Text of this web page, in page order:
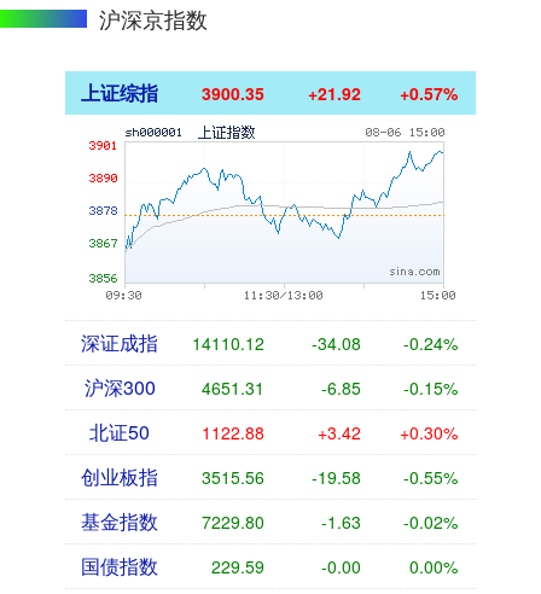
沪深京指数
上证综指 3900.35 +21.92 +0.57%
深证成指 14110.12 -34.08 -0.24%
沪深300 4651.31 -6.85 -0.15%
北证50 1122.88 +3.42 +0.30%
创业板指 3515.56 -19.58 -0.55%
基金指数 7229.80 -1.63 -0.02%
国债指数 229.59 -0.00 0.00%